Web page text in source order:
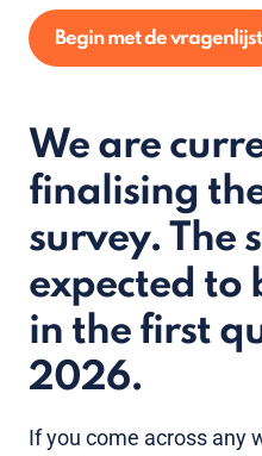
Begin met de vragenlijst
We are
finalising
survey. The
expected to
in the first
2026.
If you come across any